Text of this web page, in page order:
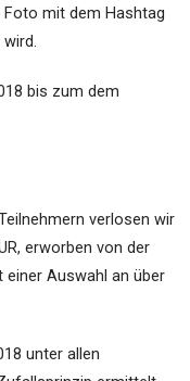
mit dem Hashtag
bis zum dem
verlosen wir
erworben von der
einer Auswahl an über
unter allen